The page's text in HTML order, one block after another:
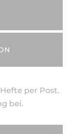
per Post.
bei.